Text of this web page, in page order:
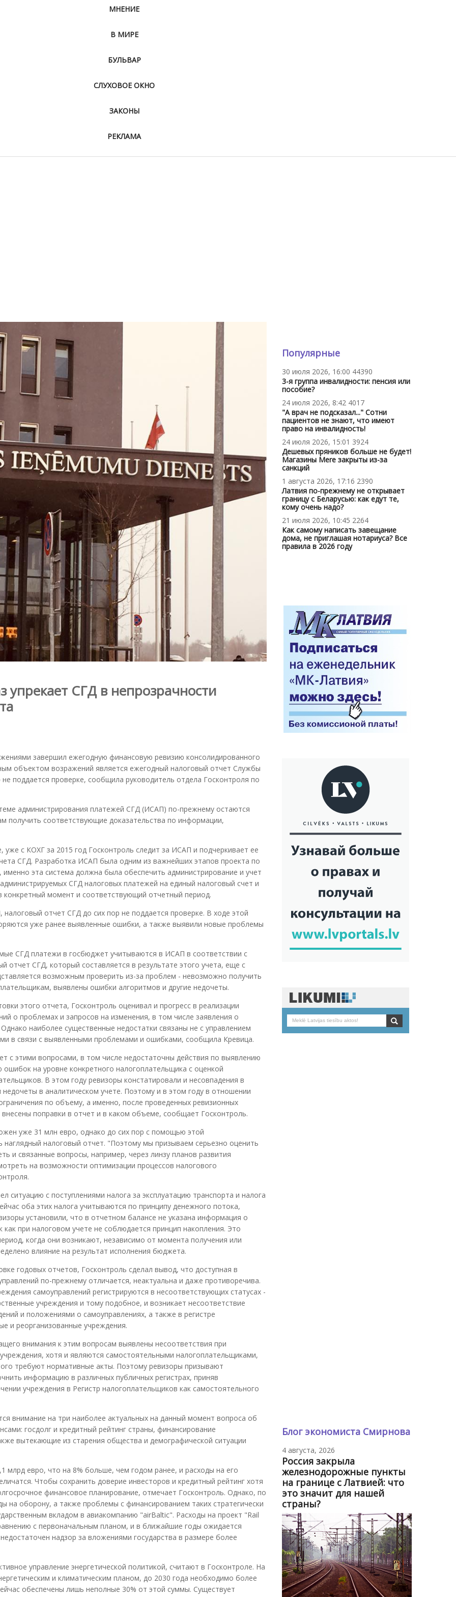
МНЕНИЕ
В МИРЕ
БУЛЬВАР
СЛУХОВОЕ ОКНО
ЗАКОНЫ
РЕКЛАМА
упрекает СГД в непрозрачности
завершил ежегодную финансовую ревизию консолидированного
объектом возражений является ежегодный налоговый отчет Службы
поддается проверке, сообщила руководитель отдела Госконтроля по
администрирования платежей СГД (ИСАП) по-прежнему остаются
соответствующие доказательства по информации,
уже с КОХГ за 2015 год Госконтроль следит за ИСАП и подчеркивает ее
СГД. Разработка ИСАП была одним из важнейших этапов проекта по
эта система должна была обеспечить администрирование и учет
СГД налоговых платежей на единый налоговый счет и
конкретный момент и соответствующий отчетный период.
отчет СГД до сих пор не поддается проверке. В ходе этой
уже ранее выявленные ошибки, а также выявили новые проблемы
СГД платежи в госбюджет учитываются в ИСАП в соответствии с
отчет СГД, который составляется в результате этого учета, еще с
возможным проверить из-за проблем - невозможно получить
выявлены ошибки алгоритмов и другие недочеты.
этого отчета, Госконтроль оценивал и прогресс в реализации
о проблемах и запросов на изменения, в том числе заявления о
наиболее существенные недостатки связаны не с управлением
в связи с выявленными проблемами и ошибками, сообщила Кревица.
с этими вопросами, в том числе недостаточны действия по выявлению
на уровне конкретного налогоплательщика с оценкой
В этом году ревизоры констатировали и несовпадения в
в аналитическом учете. Поэтому и в этом году в отношении
по объему, а именно, после проведенных ревизионных
поправки в отчет и в каком объеме, сообщает Госконтроль.
уже 31 млн евро, однако до сих пор с помощью этой
налоговый отчет. "Поэтому мы призываем серьезно оценить
и связанные вопросы, например, через линзу планов развития
на возможности оптимизации процессов налогового
ситуацию с поступлениями налога за эксплуатацию транспорта и налога
оба этих налога учитываются по принципу денежного потока,
установили, что в отчетном балансе не указана информация о
при налоговом учете не соблюдается принцип накопления. Это
когда они возникают, независимо от момента получения или
влияние на результат исполнения бюджета.
годовых отчетов, Госконтроль сделал вывод, что доступная в
по-прежнему отличается, неактуальна и даже противоречива.
самоуправлений регистрируются в несоответствующих статусах -
учреждения и тому подобное, и возникает несоответствие
и положениями о самоуправлениях, а также в регистре
и реорганизованные учреждения.
внимания к этим вопросам выявлены несоответствия при
хотя и являются самостоятельными налогоплательщиками,
требуют нормативные акты. Поэтому ревизоры призывают
информацию в различных публичных регистрах, приняв
учреждения в Регистр налогоплательщиков как самостоятельного
внимание на три наиболее актуальных на данный момент вопроса об
госдолг и кредитный рейтинг страны, финансирование
вытекающие из старения общества и демографической ситуации
млрд евро, что на 8% больше, чем годом ранее, и расходы на его
Чтобы сохранить доверие инвесторов и кредитный рейтинг хотя
финансовое планирование, отмечает Госконтроль. Однако, по
на оборону, а также проблемы с финансированием таких стратегически
вкладом в авиакомпанию "airBaltic". Расходы на проект "Rail
с первоначальным планом, и в ближайшие годы ожидается
надзор за вложениями государства в размере более
управление энергетической политикой, считают в Госконтроле. На
и климатическим планом, до 2030 года необходимо более
обеспечены лишь неполные 30% от этой суммы. Существует
Популярные
30 июля 2026, 16:00 44390
3-я группа инвалидности: пенсия или
пособие?
24 июля 2026, 8:42 4017
"А врач не подсказал..." Сотни
пациентов не знают, что имеют
право на инвалидность!
24 июля 2026, 15:01 3924
Дешевых пряников больше не будет!
Магазины Mere закрыты из-за
санкций
1 августа 2026, 17:16 2390
Латвия по-прежнему не открывает
границу с Беларусью: как едут те,
кому очень надо?
21 июля 2026, 10:45 2264
Как самому написать завещание
дома, не приглашая нотариуса? Все
правила в 2026 году
Блог экономиста Смирнова
4 августа, 2026
Россия закрыла
железнодорожные пункты
на границе с Латвией: что
это значит для нашей
страны?